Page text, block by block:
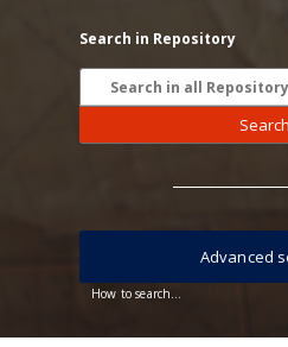
Search in Repository
Search
How to search...
Advanced